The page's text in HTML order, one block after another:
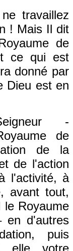
travaillez
! Mais Il dit
de
ce qui est
donné par
Dieu est en
-
de
de la
de l'action
l'activité, à
avant tout,
le Royaume
en d'autres
ation, puis
ellevotre